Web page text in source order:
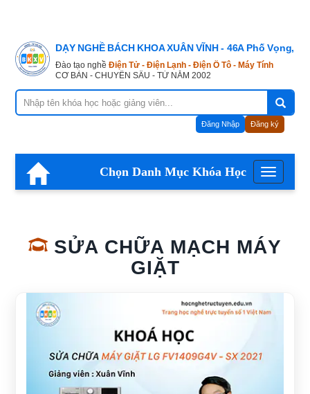
DẠY NGHỀ BÁCH KHOA XUÂN VĨNH - 46A Phố Vọng,
Đào tạo nghề Điện Tử - Điện Lạnh - Điện Ô Tô - Máy Tính
CƠ BẢN - CHUYÊN SÂU - TỪ NĂM 2002
Đăng Nhập Đăng ký
Menu
Chọn Danh Mục Khóa Học
SỬA CHỮA MẠCH MÁY
GIẶT